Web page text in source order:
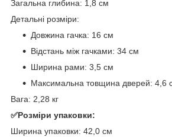
Загальна глибина: 1,8 см
Детальні розміри:
Довжина гачка: 16 см
Відстань між гачками: 34 см
Ширина рами: 3,5 см
Максимальна товщина дверей: 4,6
Вага: 2,28 кг
✅Розміри упаковки:
Ширина упаковки: 42,0 см